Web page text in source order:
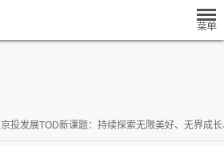
京投发展TOD新课题：持续探索无限美好、无界成